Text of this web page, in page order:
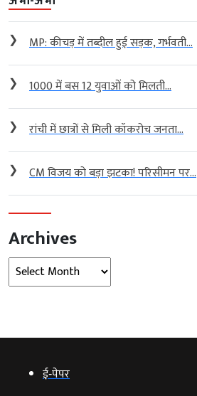
❯ MP: कीचड़ में तब्दील हुई सड़क, गर्भवती...
❯ 1000 में बस 12 युवाओं को मिलती...
❯ रांची में छात्रों से मिली कॉकरोच जनता...
❯ CM विजय को बड़ा झटका! परिसीमन पर...
Archives
Archives
ई‑पेपर